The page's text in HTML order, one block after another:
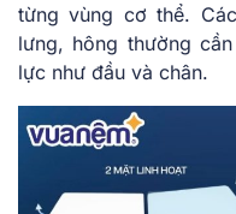
từng vùng cơ thể.
lưng, hông thường
lực như đầu và chân.